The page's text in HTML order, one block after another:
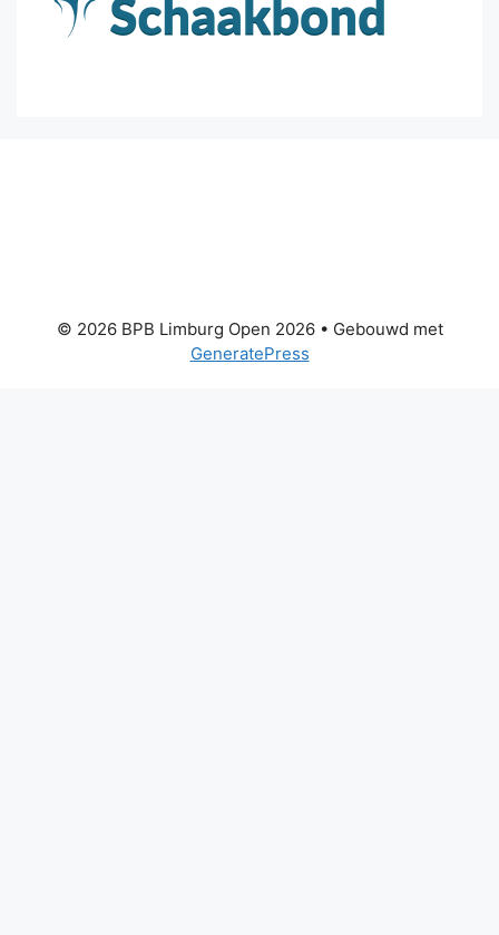
© 2026 BPB Limburg Open 2026• Gebouwd met
GeneratePress